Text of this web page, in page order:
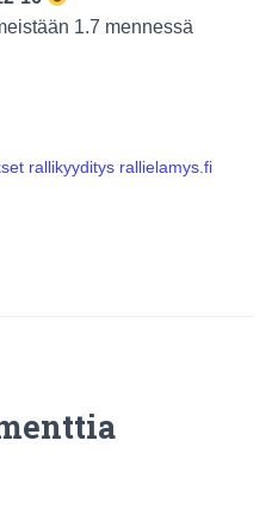
1.7 mennessä
rallikyyditys rallielamys.fi